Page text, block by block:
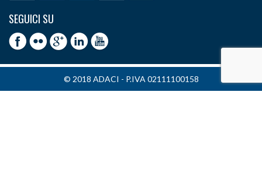
SEGUICI SU
© 2018 ADACI - P.IVA 02111100158